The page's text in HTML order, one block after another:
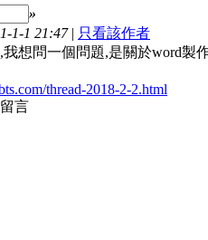
»
1-1 21:47| 只看該作者
想問一個問題,是關於word製
thread-2018-2-2.html
言